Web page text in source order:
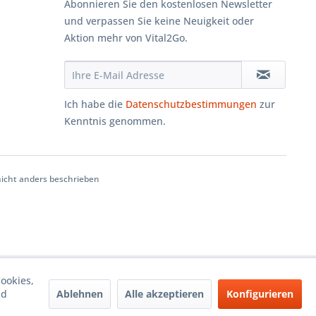
Abonnieren Sie den kostenlosen Newsletter
und verpassen Sie keine Neuigkeit oder
Aktion mehr von Vital2Go.
Ich habe die Datenschutzbestimmungen zur
Kenntnis genommen.
anders beschrieben
Ablehnen Alle akzeptieren Konfigurieren